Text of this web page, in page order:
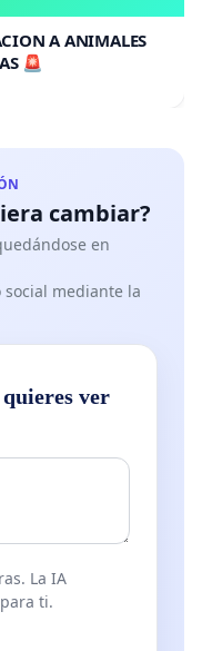
A ANIMALES
🚨
cambiar?
en
mediante la
ver
La IA
ti.